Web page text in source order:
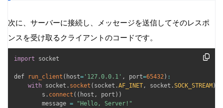
次に、サーバーに接続し、メッセージを送信してそのレスポ
ンスを受け取るクライアントのコードです。
import socket
def run_client ( host= '127.0.0.1' , port=65432) :
with socket . socket ( socket .AF_INET, socket .SOCK_STREAM )
        s
. connect ( ( host , port ) )
        message
=
"Hello, Server!"